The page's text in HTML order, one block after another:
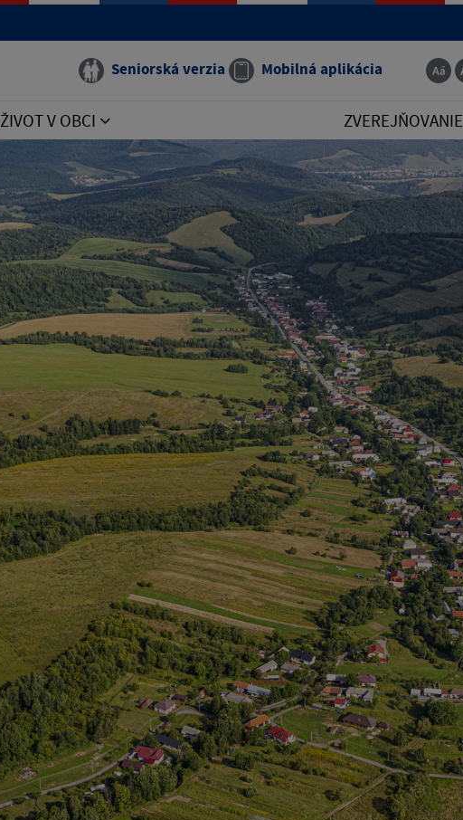
Seniorská verzia Mobilná aplikácia
ŽIVOT V OBCI ZVEREJŇOVANIE